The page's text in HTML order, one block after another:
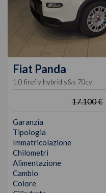
Fiat Panda
1.0 firefly hybrid s&s 70cv
17.100 €
Garanzia
Tipologia
Immatricolazione
Chilometri
Alimentazione
Cambio
Colore